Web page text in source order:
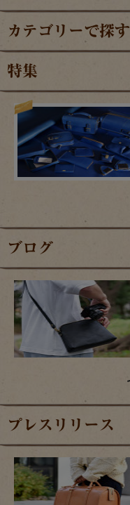
カテゴリーで探す
特集
ブログ
プレスリリース